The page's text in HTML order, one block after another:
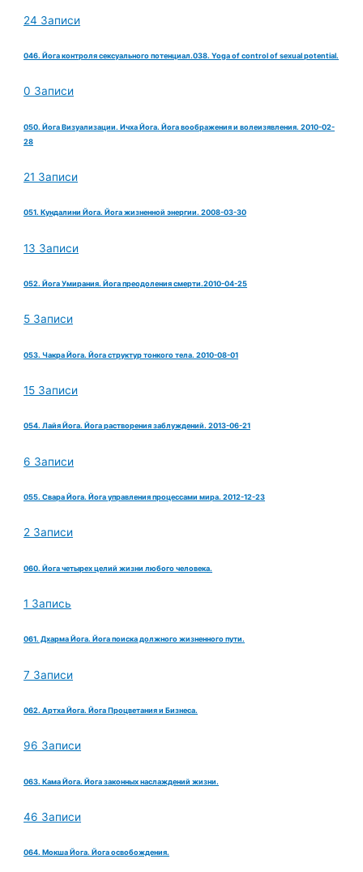
24 Записи
046. Йога контроля сексуального потенциал.038. Yoga of control of sexual potential.
0 Записи
050. Йога Визуализации. Ичха Йога. Йога воображения и волеизявления. 2010-02-
28
21 Записи
051. Кундалини Йога. Йога жизненной энергии. 2008-03-30
13 Записи
052. Йога Умирания. Йога преодоления смерти.2010-04-25
5 Записи
053. Чакра Йога. Йога структур тонкого тела. 2010-08-01
15 Записи
054. Лайя Йога. Йога растворения заблуждений. 2013-06-21
6 Записи
055. Свара Йога. Йога управления процессами мира. 2012-12-23
2 Записи
060. Йога четырех целий жизни любого человека.
1 Запись
061. Дхарма Йога. Йога поиска должного жизненного пути.
7 Записи
062. Артха Йога. Йога Процветания и Бизнеса.
96 Записи
063. Кама Йога. Йога законных наслаждений жизни.
46 Записи
064. Мокша Йога. Йога освобождения.